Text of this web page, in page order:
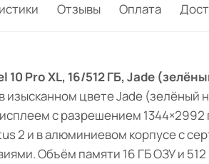
Отзывы Оплата
Pro XL, 16/512 ГБ, Jade
в изысканном цвете Jade
с разрешением 1344×2992
2 и в алюминиевом корпусе с
Объём памяти 16 ГБ ОЗУ и